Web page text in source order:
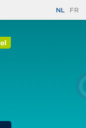
NL FR